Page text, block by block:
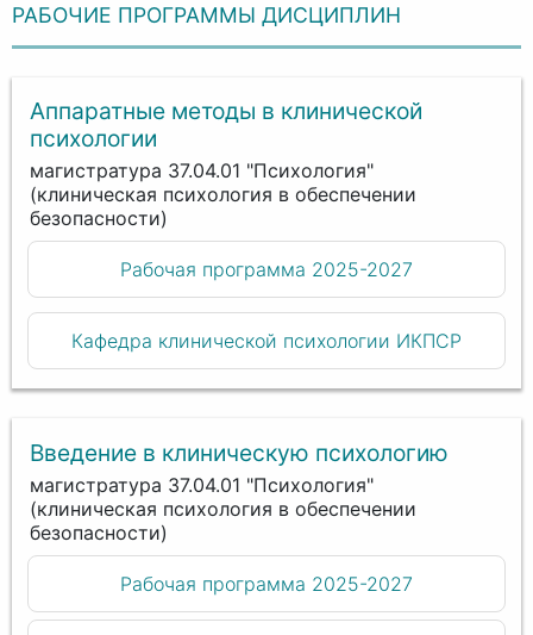
РАБОЧИЕ ПРОГРАММЫ ДИСЦИПЛИН
Аппаратные методы в клинической
психологии
магистратура 37.04.01 "Психология"
(клиническая психология в обеспечении
безопасности)
Рабочая программа 2025-2027
Кафедра клинической психологии ИКПСР
Введение в клиническую психологию
магистратура 37.04.01 "Психология"
(клиническая психология в обеспечении
безопасности)
Рабочая программа 2025-2027